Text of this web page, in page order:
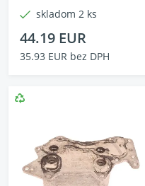
skladom 2 ks
44.19 EUR
35.93 EUR bez DPH